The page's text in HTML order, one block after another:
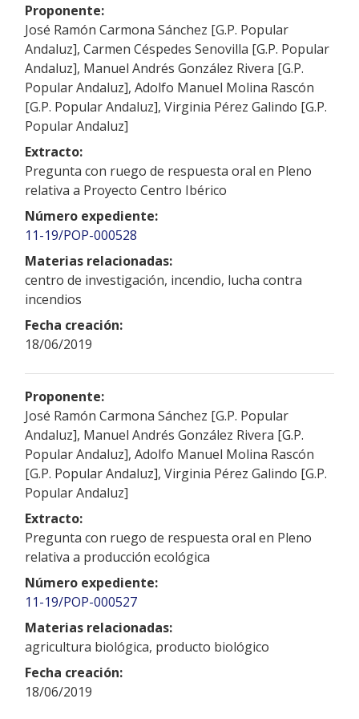
Proponente:
José Ramón Carmona Sánchez [G.P. Popular
Andaluz], Carmen Céspedes Senovilla [G.P. Popular
Andaluz], Manuel Andrés González Rivera [G.P.
Popular Andaluz], Adolfo Manuel Molina Rascón
[G.P. Popular Andaluz], Virginia Pérez Galindo [G.P.
Popular Andaluz]
Extracto:
Pregunta con ruego de respuesta oral en Pleno
relativa a Proyecto Centro Ibérico
Número expediente:
11-19/POP-000528
Materias relacionadas:
centro de investigación, incendio, lucha contra
incendios
Fecha creación:
18/06/2019
Proponente:
José Ramón Carmona Sánchez [G.P. Popular
Andaluz], Manuel Andrés González Rivera [G.P.
Popular Andaluz], Adolfo Manuel Molina Rascón
[G.P. Popular Andaluz], Virginia Pérez Galindo [G.P.
Popular Andaluz]
Extracto:
Pregunta con ruego de respuesta oral en Pleno
relativa a producción ecológica
Número expediente:
11-19/POP-000527
Materias relacionadas:
agricultura biológica, producto biológico
Fecha creación:
18/06/2019